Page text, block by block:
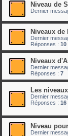
Niveau de
Dernier
Niveaux de
Dernier
Réponses : 10
Niveaux
Dernier
Réponses : 7
Les
Dernier
Réponses : 16
Niveau
Dernier